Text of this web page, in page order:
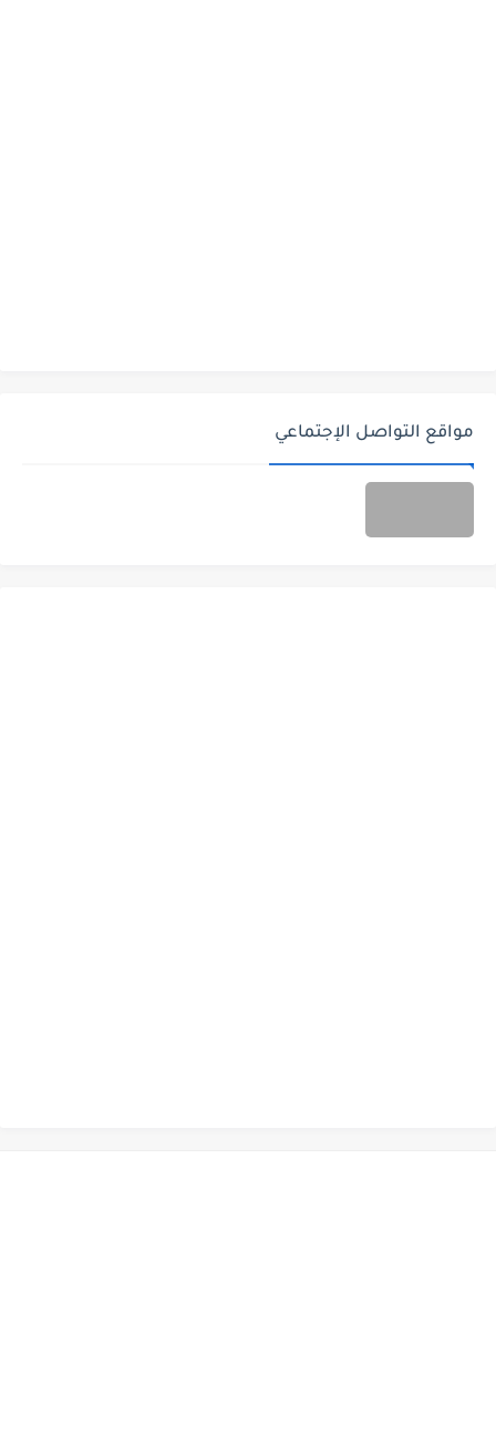
مواقع التواصل الإجتماعي